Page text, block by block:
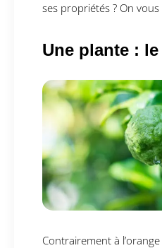
ses propriétés ? On
Une plante :
Contrairement à